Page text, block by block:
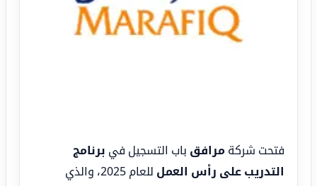
فتحت شركة مرافق باب التسجيل في برنامج
التدريب على رأس العمل
للعام 2025، والذي